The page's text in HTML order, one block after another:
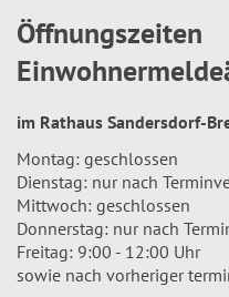
Öffnungszeiten
im Rathaus Sandersdorf-
Montag: geschlossen
Dienstag: nur nach
Mittwoch: geschlossen
Donnerstag: nur nach
Freitag: 9:00 - 12:00 Uhr
sowie nach vorheriger